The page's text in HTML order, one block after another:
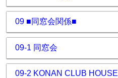
09 ■同窓会関係■
09-1 同窓会
09-2 KONAN CLUB HOUSE